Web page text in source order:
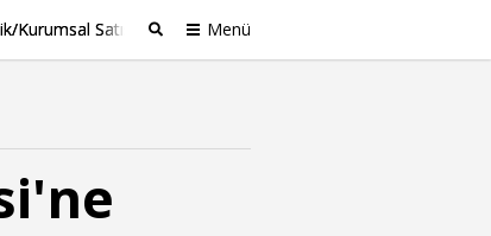
Kurumsal Satış Menü